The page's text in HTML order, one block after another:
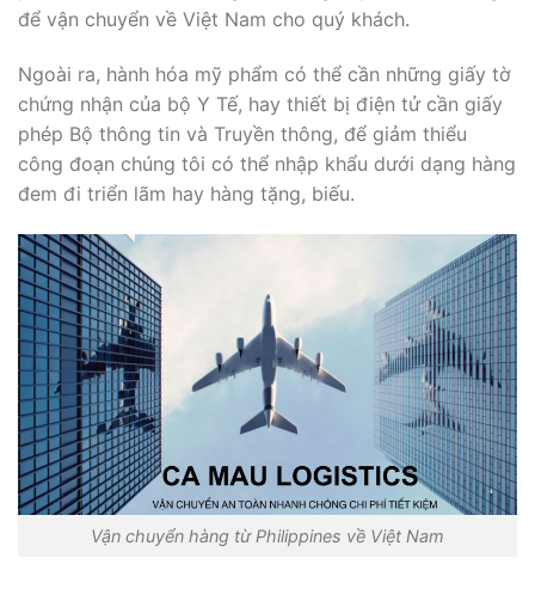
để vận chuyển về Việt Nam cho quý khách.
Ngoài ra, hành hóa mỹ phẩm có thể cần những giấy tờ
chứng nhận của bộ Y Tế, hay thiết bị điện tử cần giấy
phép Bộ thông tin và Truyền thông, để giảm thiểu
công đoạn chúng tôi có thể nhập khẩu dưới dạng hàng
đem đi triển lãm hay hàng tặng, biếu.
Vận chuyển hàng từ Philippines về Việt Nam